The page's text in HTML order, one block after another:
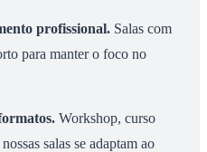
profissional. Salas com
para manter o foco no
.Workshop, curso
salas se adaptam ao